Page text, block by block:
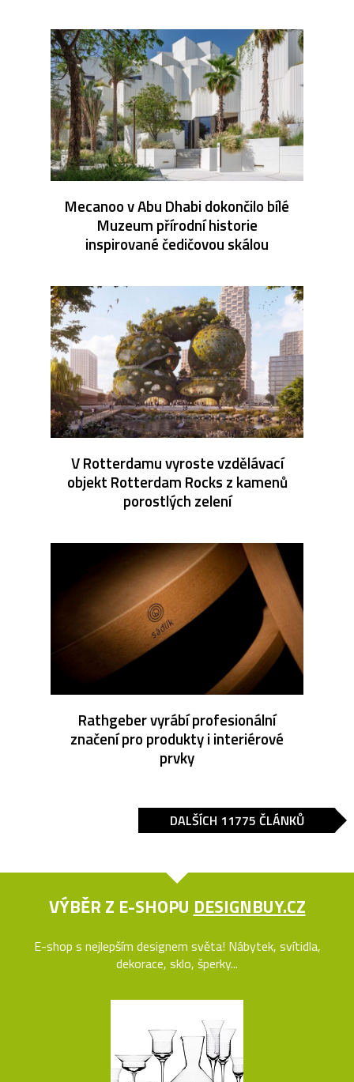
Mecanoo v Abu Dhabi dokončilo bílé
Muzeum přírodní historie
inspirované čedičovou skálou
V Rotterdamu vyroste vzdělávací
objekt Rotterdam Rocks z kamenů
porostlých zelení
Rathgeber vyrábí profesionální
značení pro produkty i interiérové
prvky
DALŠÍCH 11775 ČLÁNKŮ
VÝBĚR Z E-SHOPU DESIGNBUY.CZ
E-shop s nejlepším designem světa! Nábytek, svítidla,
dekorace, sklo, šperky...